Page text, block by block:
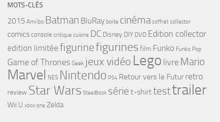
MOTS-CLÉS
2015 Amiibo Batman BluRay boite cinéma coffret collector
comics console critique cuisine DC Disney DIY DVD Edition collector
edition limitée figurinefigurines film Funko Funko Pop
Game of Thrones Geek jeux vidéo Lego livre Mario
Marvel NES Nintendo PS4 Retour vers le Futur retro
review Star Wars SteelBook série t-shirttesttrailer
Wii U xbox one Zelda